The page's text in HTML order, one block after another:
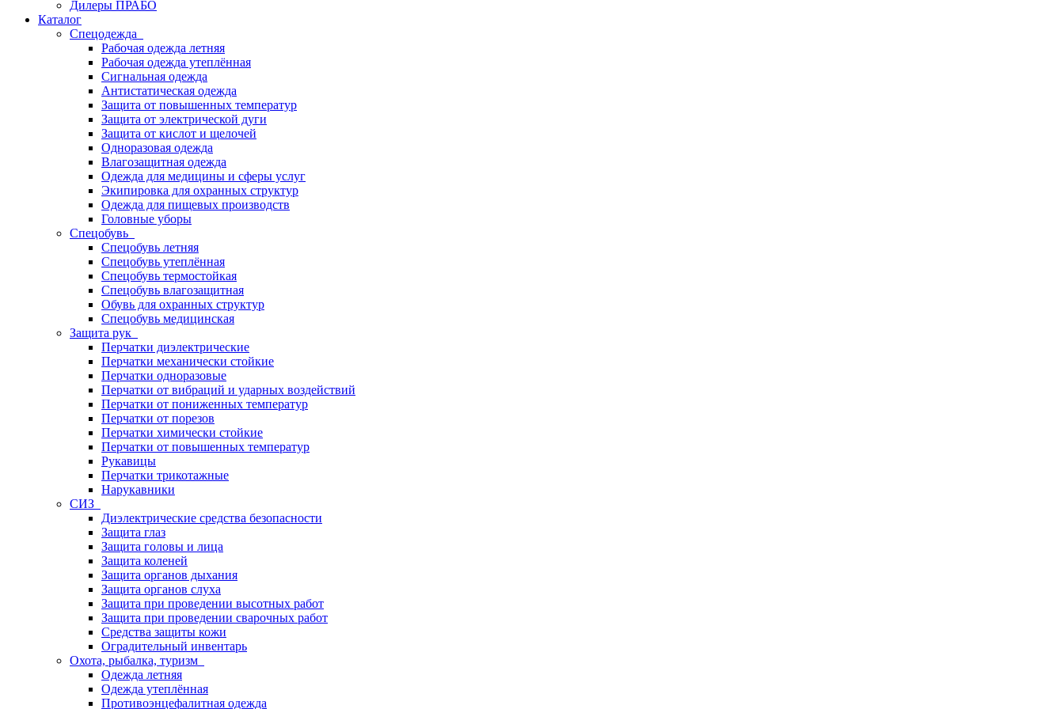
Дилеры ПРАБО
Каталог
Спецодежда
Рабочая одежда летняя
Рабочая одежда утеплённая
Сигнальная одежда
Антистатическая одежда
Защита от повышенных температур
Защита от электрической дуги
Защита от кислот и щелочей
Одноразовая одежда
Влагозащитная одежда
Одежда для медицины и сферы услуг
Экипировка для охранных структур
Одежда для пищевых производств
Головные уборы
Спецобувь
Спецобувь летняя
Спецобувь утеплённая
Спецобувь термостойкая
Спецобувь влагозащитная
Обувь для охранных структур
Спецобувь медицинская
Защита рук
Перчатки диэлектрические
Перчатки механически стойкие
Перчатки одноразовые
Перчатки от вибраций и ударных воздействий
Перчатки от пониженных температур
Перчатки от порезов
Перчатки химически стойкие
Перчатки от повышенных температур
Рукавицы
Перчатки трикотажные
Нарукавники
СИЗ
Диэлектрические средства безопасности
Защита глаз
Защита головы и лица
Защита коленей
Защита органов дыхания
Защита органов слуха
Защита при проведении высотных работ
Защита при проведении сварочных работ
Средства защиты кожи
Оградительный инвентарь
Охота, рыбалка, туризм
Одежда летняя
Одежда утеплённая
Противоэнцефалитная одежда